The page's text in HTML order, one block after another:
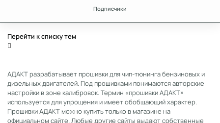
Подписчики
Перейти к списку тем
АДАКТ разрабатывает прошивки для чип-тюнинга бензиновых и
дизельных двигателей. Под прошивками понимаются авторские
настройки в зоне калибровок. Термин «прошивки АДАКТ»
используется для упрощения и имеет обобщающий характер.
Прошивки АДАКТ можно купить только в магазине на
официальном сайте. Любые другие сайты выдают собственные